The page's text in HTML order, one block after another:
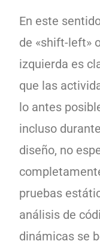
En este
de «shift-left»
izquierda es
que las
lo antes
incluso
diseño, no
pruebas
análisis de
dinámicas se